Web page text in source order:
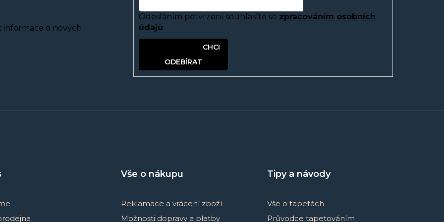
informace o nových
Odesláním potvrzení souhlasíte se zpracováním osobních
údajů
Vše o nákupu
Reklamace a vrácení zboží
Možnosti dopravy a platby
Tipy a návody
Vše o tapetách
Průvodce tapetováním